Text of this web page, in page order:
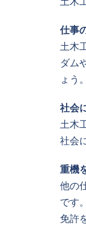
仕事
土木
ダム
ょう。
社会
土木
社会
重機
他の
です。
免許